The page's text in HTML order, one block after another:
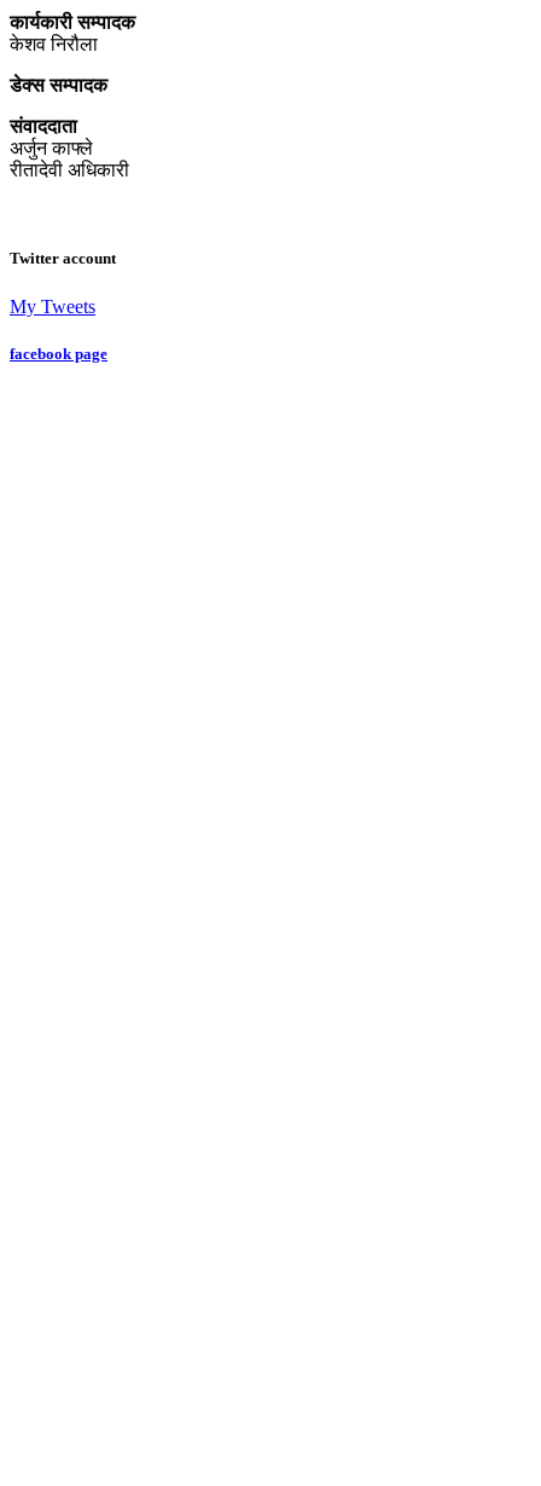
कार्यकारी सम्पादक
केशव निरौला
डेक्स सम्पादक
संवाददाता
अर्जुन काफ्ले
रीतादेवी अधिकारी
Twitter account
My Tweets
facebook page